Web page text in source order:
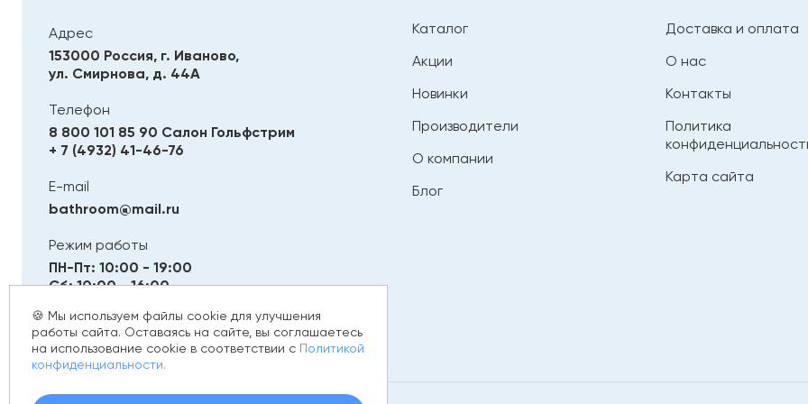
Адрес
153000 Россия, г. Иваново,
ул. Смирнова, д. 44А
Телефон
8 800 101 85 90 Салон Гольфстрим
+ 7 (4932) 41-46-76
E-mail
bathroom@mail.ru
Режим работы
ПН-Пт: 10:00 - 19:00
Сб: 10:00 - 16:00
Каталог
Акции
Новинки
Производители
О компании
Блог
Доставка и оплата
О нас
Контакты
Политика
Карта сайта
🍪 Мы используем файлы cookie для улучшения
работы сайта. Оставаясь на сайте, вы соглашаетесь
на использование cookie в соответствии с Политикой
конфиденциальности.